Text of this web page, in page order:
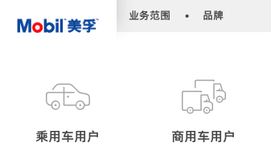
业务范围 • 品牌
乘用车用户 商用车用户